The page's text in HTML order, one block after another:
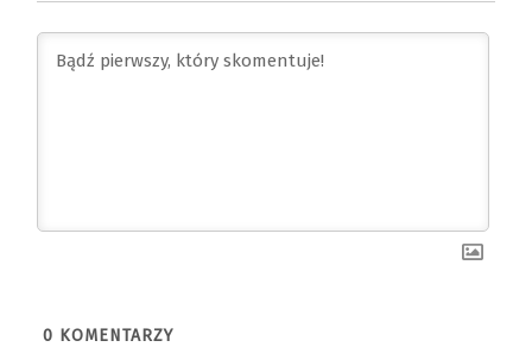
0 KOMENTARZY